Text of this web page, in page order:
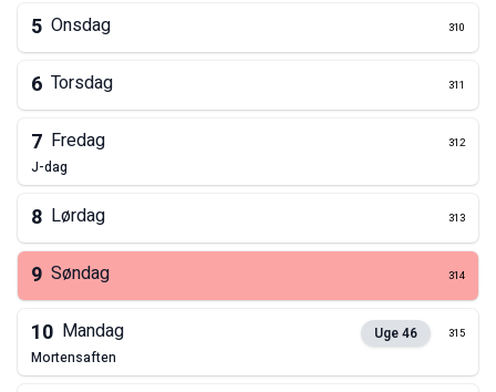
5 Onsdag 310
6 Torsdag 311
7 Fredag 312
j-dag
8 Lørdag 313
9 Søndag 314
10 Mandag Uge46 315
mortensaften